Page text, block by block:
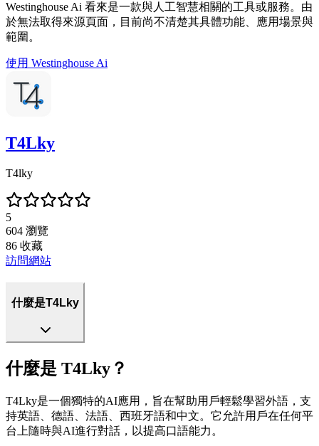
Westinghouse Ai 看來是一款與人工智慧相關的工具或服務。由
於無法取得來源頁面，目前尚不清楚其具體功能、應用場景與
範圍。
使用 Westinghouse Ai
T4Lky
T4lky
5
604 瀏覽
86 收藏
訪問網站
什麼是T4Lky
什麼是 T4Lky？
T4Lky是一個獨特的AI應用，旨在幫助用戶輕鬆學習外語，支
持英語、德語、法語、西班牙語和中文。它允許用戶在任何平
台上隨時與AI進行對話，以提高口語能力。